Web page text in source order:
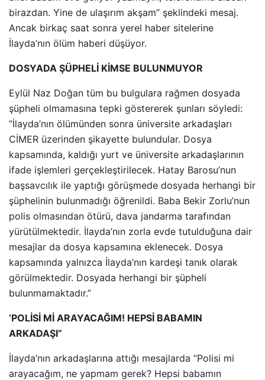
birazdan. Yine de ulaşırım akşam” şeklindeki mesaj.
Ancak birkaç saat sonra yerel haber sitelerine
İlayda’nın ölüm haberi düşüyor.
DOSYADA ŞÜPHELİ KİMSE BULUNMUYOR
Eylül Naz Doğan tüm bu bulgulara rağmen dosyada
şüpheli olmamasına tepki göstererek şunları söyledi:
“İlayda’nın ölümünden sonra üniversite arkadaşları
CİMER üzerinden şikayette bulundular. Dosya
kapsamında, kaldığı yurt ve üniversite arkadaşlarının
ifade işlemleri gerçekleştirilecek. Hatay Barosu’nun
başsavcılık ile yaptığı görüşmede dosyada herhangi bir
şüphelinin bulunmadığı öğrenildi. Baba Bekir Zorlu’nun
polis olmasından ötürü, dava jandarma tarafından
yürütülmektedir. İlayda’nın zorla evde tutulduğuna dair
mesajlar da dosya kapsamına eklenecek. Dosya
kapsamında yalnızca İlayda’nın kardeşi tanık olarak
görülmektedir. Dosyada herhangi bir şüpheli
bulunmamaktadır.”
‘POLİSİ Mİ ARAYACAĞIM! HEPSİ BABAMIN
ARKADAŞI”
İlayda’nın arkadaşlarına attığı mesajlarda “Polisi mi
arayacağım, ne yapmam gerek? Hepsi babamın